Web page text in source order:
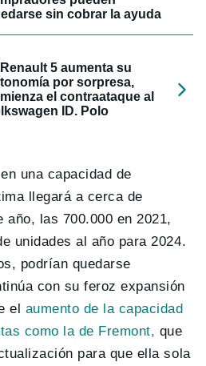
sin cobrar la ayuda
Renault 5 aumenta su
por sorpresa,
el contraataque al
ID. Polo
una capacidad de
llegará a cerca de
año, las 700.000 en 2021,
unidades al año para 2024.
podrían quedarse
con su feroz expansión
el aumento de la capacidad
como la de Fremont, que
para que ella sola